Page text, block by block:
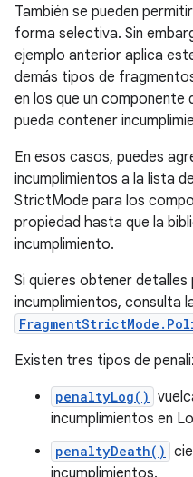
También se pueden
forma selectiva. Sin
ejemplo anterior aplica
demás tipos de
en los que un
pueda contener
En esos casos, puedes
incumplimientos a la lista
StrictMode para los
propiedad hasta que la
incumplimiento.
Si quieres obtener
incumplimientos, consulta
Existen tres tipos de
penaltyLog()
incumplimientos en
penaltyDeath()
incumplimientos.